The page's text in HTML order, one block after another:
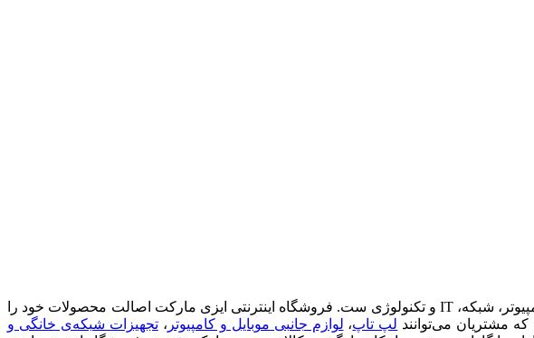
شرکت نوآوران آسان پیشرو (فروشگاه اینترنتی ایزی مارکت) ، فروشگاهی مطمئن برای خرید آسان کالاهای بازار کامپیوتر، شبکه، IT و تکنولوژی ست. فروشگاه اینترنتی ایزی مارکت اصالت محصولات خود را
مشتریان می‌توانند لپ تاپ، لوازم جانبی موبایل و کامپیوتر ،تجهیزات شبکه‌ی خانگی و